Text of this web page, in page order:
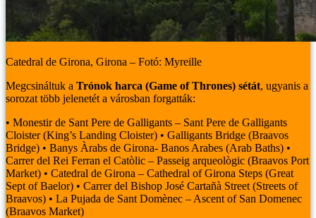
Catedral de Girona, Girona – Fotó: Myreille
Megcsináltuk a Trónok harca (Game of Thrones) sétát, ugyanis a
sorozat több jelenetét a városban forgatták:
• Monestir de Sant Pere de Galligants – Sant Pere de Galligants
Cloister (King’s Landing Cloister) • Galligants Bridge (Braavos
Bridge) • Banys Àrabs de Girona- Banos Arabes (Arab Baths) •
Carrer del Rei Ferran el Catòlic – Passeig arqueològic (Braavos Port
Market) • Catedral de Girona – Cathedral of Girona Steps (Great
Sept of Baelor) • Carrer del Bishop José Cartañà Street (Streets of
Braavos) • La Pujada de Sant Domènec – Ascent of San Domenec
(Braavos Market)